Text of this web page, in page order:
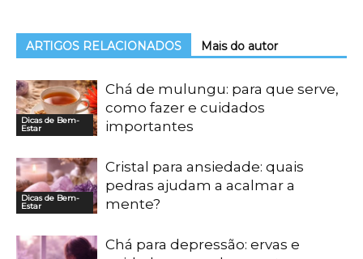
ARTIGOS RELACIONADOS Mais do autor
Dicas de Bem-
Estar
Chá de mulungu: para que serve,
como fazer e cuidados
importantes
Dicas de Bem-
Estar
Cristal para ansiedade: quais
pedras ajudam a acalmar a
mente?
Chá para depressão: ervas e